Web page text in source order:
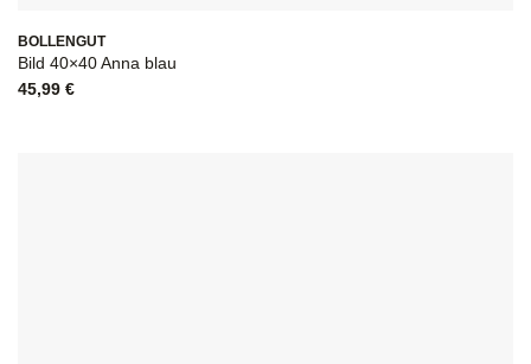
BOLLENGUT
Bild 40×40 Anna blau
45,99 €